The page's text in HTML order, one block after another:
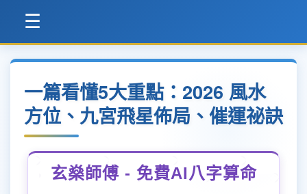
☰
一篇看懂5大重點：2026 風水
方位、九宮飛星佈局、催運祕訣
玄燊師傅 - 免費AI八字算命